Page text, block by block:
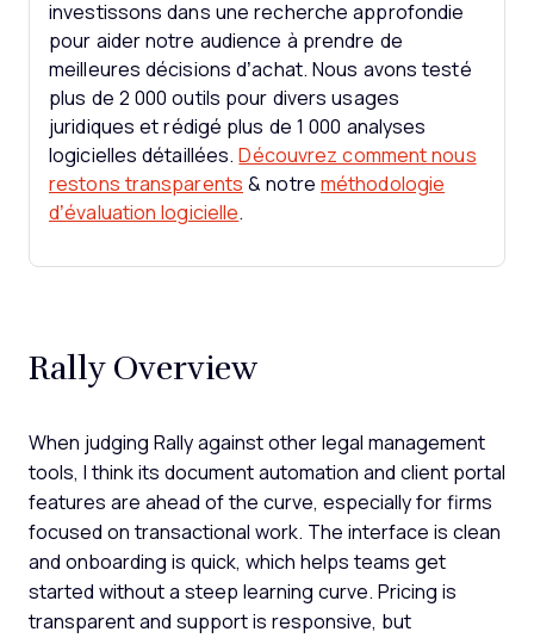
investissons dans une recherche approfondie
pour aider notre audience à prendre de
meilleures décisions d’achat. Nous avons testé
plus de 2 000 outils pour divers usages
juridiques et rédigé plus de 1 000 analyses
logicielles détaillées. Découvrez comment nous
restons transparents & notre méthodologie
d’évaluation logicielle.
Rally Overview
When judging Rally against other legal management
tools, I think its document automation and client portal
features are ahead of the curve, especially for firms
focused on transactional work. The interface is clean
and onboarding is quick, which helps teams get
started without a steep learning curve. Pricing is
transparent and support is responsive, but